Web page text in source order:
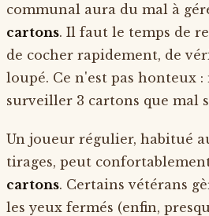
communal aura du mal à
cartons. Il faut le temps de
de cocher rapidement, de
loupé. Ce n'est pas honteux
surveiller 3 cartons que mal
Un joueur régulier, habitué
tirages, peut
cartons. Certains vétérans
les yeux fermés (enfin,